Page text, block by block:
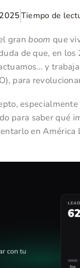
Tiempo de
granboom que
de que, en
y
para
para saber qué
en América